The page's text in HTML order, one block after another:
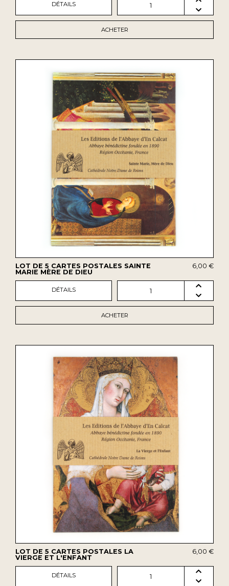
DÉTAILS 1
ACHETER
LOT DE 5 CARTES POSTALES SAINTE
MARIE MÈRE DE DIEU
6,00 €
DÉTAILS 1
ACHETER
LOT DE 5 CARTES POSTALES LA
VIERGE ET L'ENFANT
6,00 €
DÉTAILS 1